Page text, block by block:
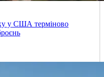
у США терміново